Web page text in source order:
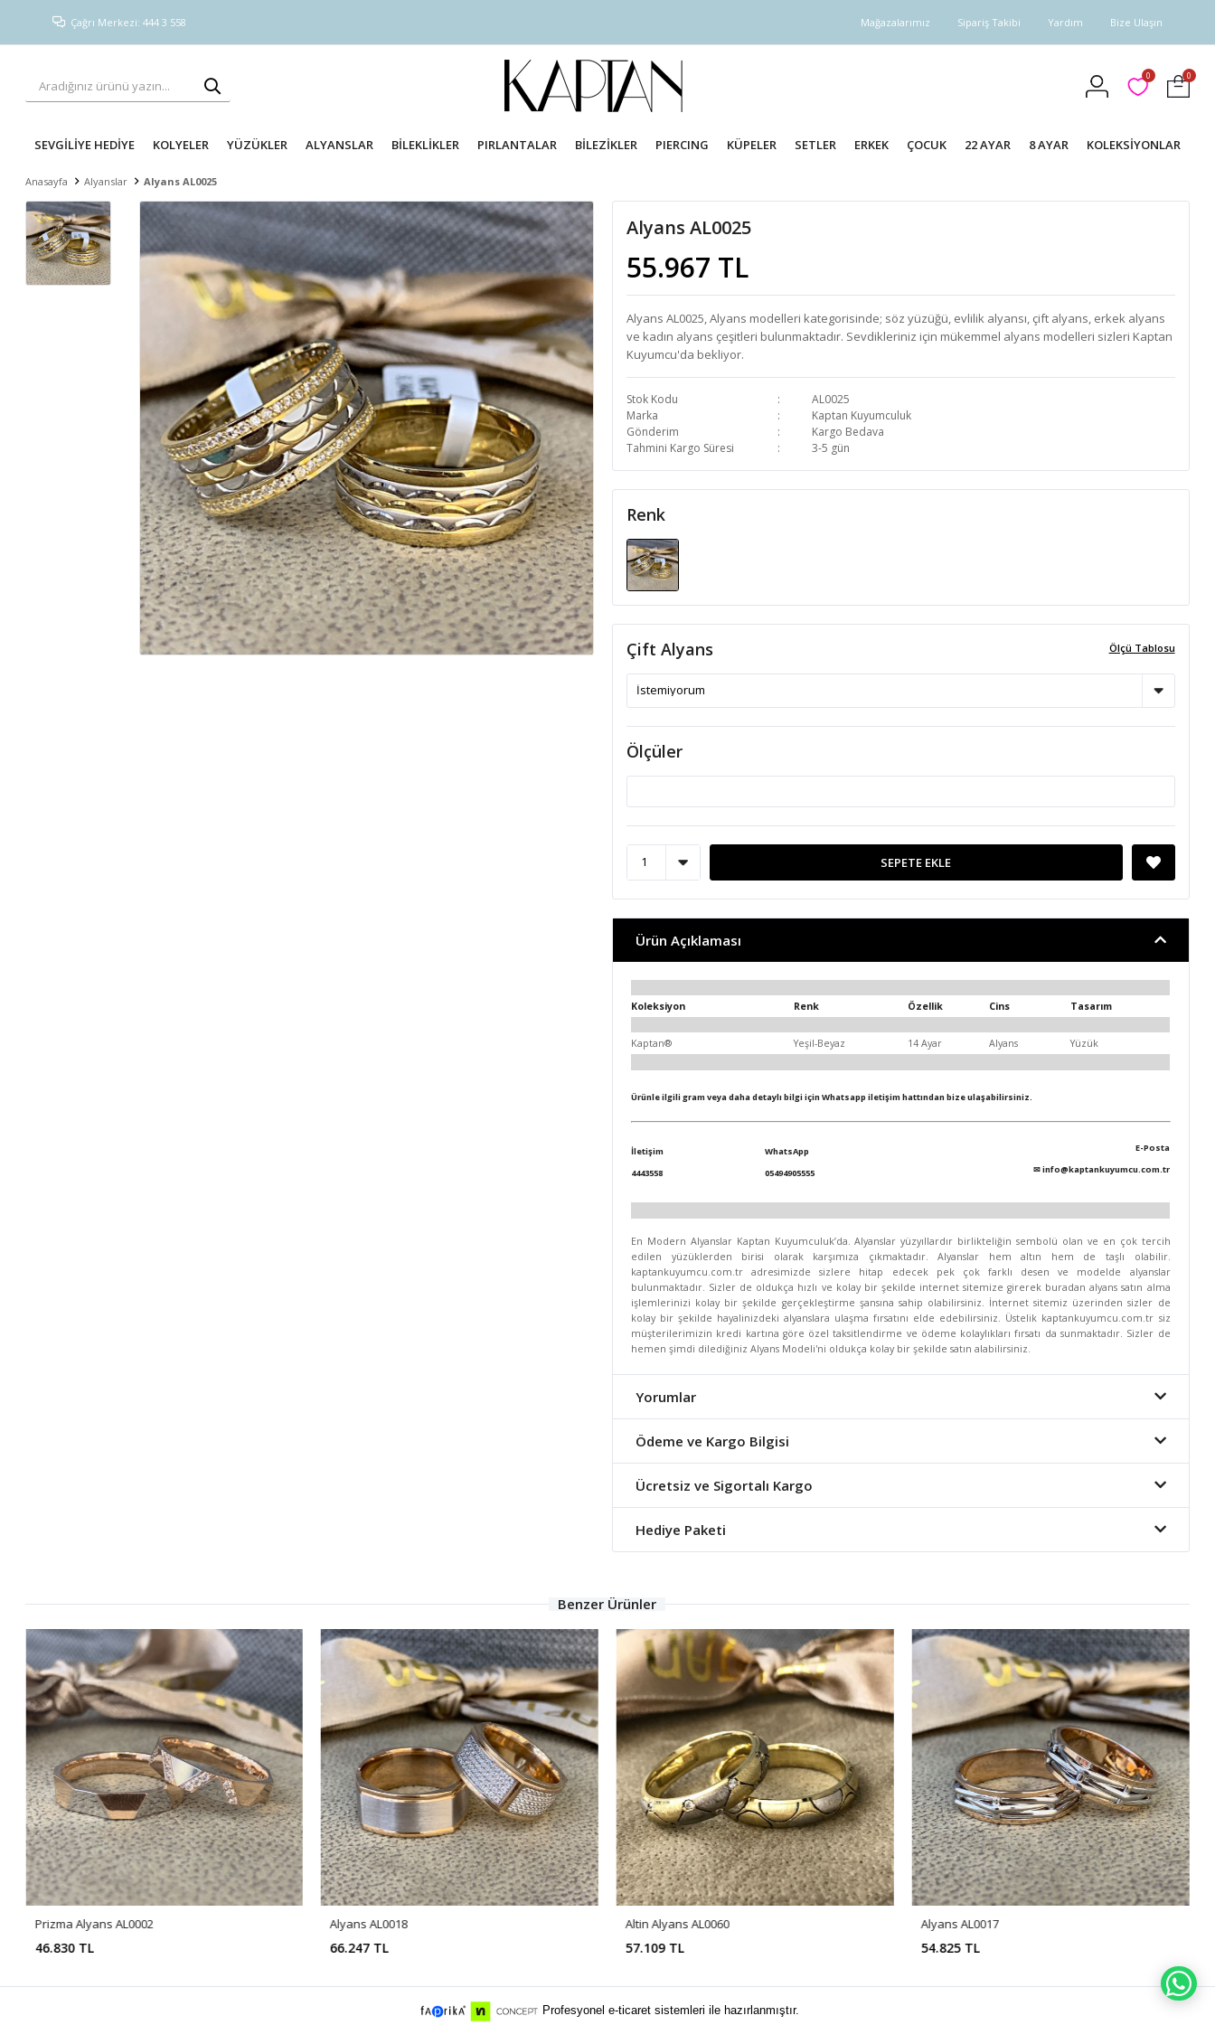
Çağrı Merkezi: 444 3 558 Mağazalarımız Sipariş Takibi Yardım Bize Ulaşın
0 0
SEVGİLİYE HEDİYE KOLYELER YÜZÜKLER ALYANSLAR BİLEKLİKLER PIRLANTALAR BİLEZİKLER PIERCING KÜPELER SETLER ERKEK ÇOCUK 22 AYAR 8 AYAR KOLEKSİYONLAR
Anasayfa Alyanslar Alyans AL0025
Alyans AL0025
55.967 TL
Alyans AL0025, Alyans modelleri kategorisinde; söz yüzüğü, evlilik alyansı, çift alyans, erkek alyans
ve kadın alyans çeşitleri bulunmaktadır. Sevdikleriniz için mükemmel alyans modelleri sizleri Kaptan
Kuyumcu'da bekliyor.
Stok Kodu
AL0025
Marka
Kaptan Kuyumculuk
Gönderim
Kargo Bedava
Tahmini Kargo Süresi
3-5 gün
Renk
Ölçü Tablosu
Çift Alyans
Ölçüler
SEPETE EKLE
Ürün Açıklaması
Koleksiyon Renk Özellik Cins Tasarım
Kaptan® Yeşil-Beyaz 14 Ayar Alyans Yüzük
Ürünle ilgili gram veya daha detaylı bilgi için Whatsapp iletişim hattından bize ulaşabilirsiniz.
İletişim
4443558
WhatsApp
05494905555
E-Posta
✉info@kaptankuyumcu.com.tr
En Modern Alyanslar Kaptan Kuyumculuk’da. Alyanslar yüzyıllardır birlikteliğin sembolü olan ve en çok tercih
edilen yüzüklerden birisi olarak karşımıza çıkmaktadır. Alyanslar hem altın hem de taşlı olabilir.
kaptankuyumcu.com.tr adresimizde sizlere hitap edecek pek çok farklı desen ve modelde alyanslar
bulunmaktadır. Sizler de oldukça hızlı ve kolay bir şekilde internet sitemize girerek buradan alyans satın alma
işlemlerinizi kolay bir şekilde gerçekleştirme şansına sahip olabilirsiniz. İnternet sitemiz üzerinden sizler de
kolay bir şekilde hayalinizdeki alyanslara ulaşma fırsatını elde edebilirsiniz. Üstelik kaptankuyumcu.com.tr siz
müşterilerimizin kredi kartına göre özel taksitlendirme ve ödeme kolaylıkları fırsatı da sunmaktadır. Sizler de
hemen şimdi dilediğiniz Alyans Modeli'ni oldukça kolay bir şekilde satın alabilirsiniz.
Yorumlar
Ödeme ve Kargo Bilgisi
Ücretsiz ve Sigortalı Kargo
Hediye Paketi
Benzer Ürünler
Prizma Alyans AL0002
46.830 TL
Alyans AL0018
66.247 TL
Altin Alyans AL0060
57.109 TL
Alyans AL0017
54.825 TL
Profesyonel e-ticaret sistemleri ile hazırlanmıştır.